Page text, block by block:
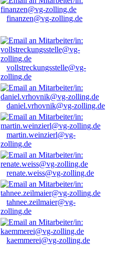
finanzen@vg-zolling.de
vollstreckungsstelle@vg-
zolling.de
daniel.vrhovnik@vg-zolling.de
martin.weinzierl@vg-
zolling.de
renate.weiss@vg-zolling.de
tahnee.zeilmaier@vg-
zolling.de
kaemmerei@vg-zolling.de